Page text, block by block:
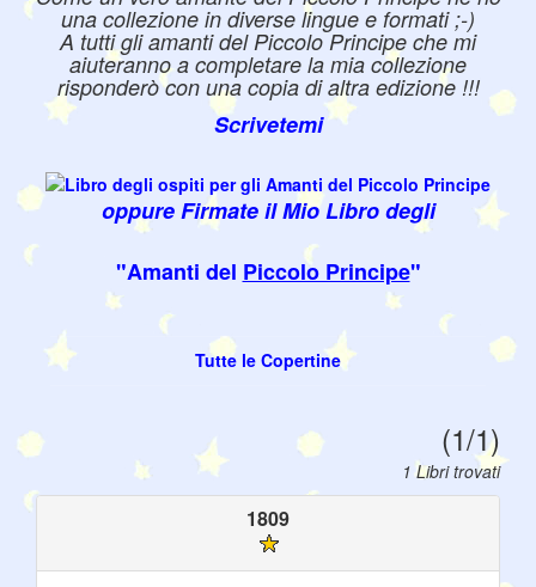
una collezione in diverse lingue e formati ;-)
A tutti gli amanti del Piccolo Principe che mi
aiuteranno a completare la mia collezione
risponderò con una copia di altra edizione !!!
Scrivetemi
oppure Firmate il Mio Libro degli
"Amanti del Piccolo Principe"
Tutte le Copertine
(1/1)
1 Libri trovati
1809